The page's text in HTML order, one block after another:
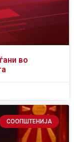
во
СООПШТЕНИЈА